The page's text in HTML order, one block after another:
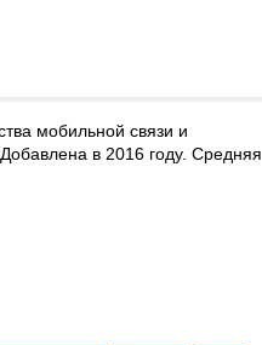
мобильной связи и
в 2016 году. Средняя